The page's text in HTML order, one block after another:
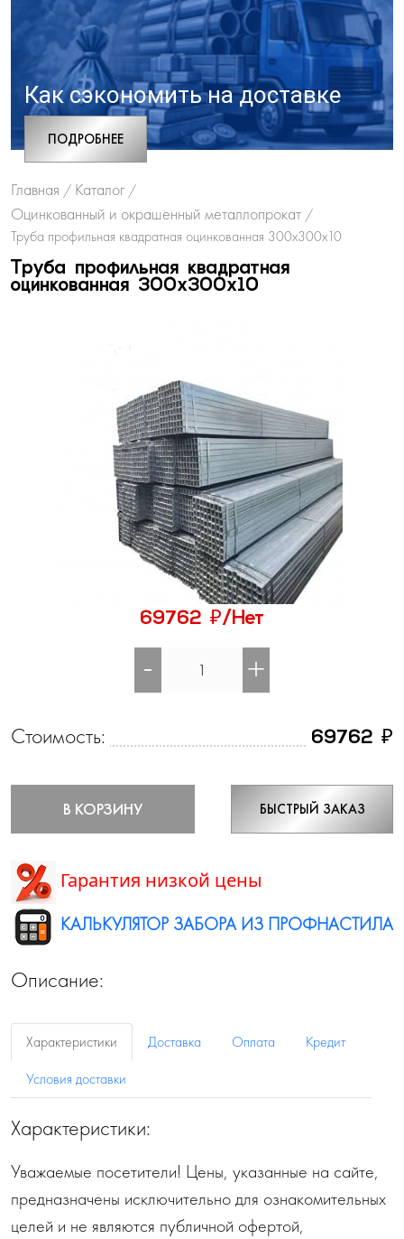
Как сэкономить на доставке
ПОДРОБНЕЕ
Главная / Каталог /
Оцинкованный и окрашенный металлопрокат /
Труба профильная квадратная оцинкованная 300х300х10
Труба профильная квадратная
оцинкованная 300х300х10
69762 ₽/Нет
- +
Стоимость: 69762 ₽
В КОРЗИНУ БЫСТРЫЙ ЗАКАЗ
Гарантия низкой цены
КАЛЬКУЛЯТОР ЗАБОРА ИЗ ПРОФНАСТИЛА
Описание:
Характеристики Доставка Оплата
Кредит
Условия доставки
Характеристики:
Уважаемые посетители! Цены, указанные на сайте,
предназначены исключительно для ознакомительных
целей и не являются публичной офертой,